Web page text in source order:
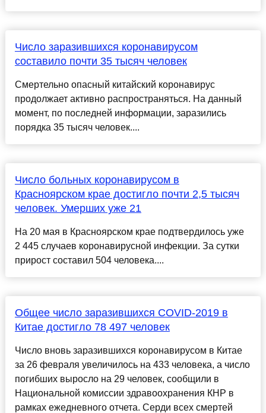
Число заразившихся коронавирусом
составило почти 35 тысяч человек
Смертельно опасный китайский коронавирус
продолжает активно распространяться. На данный
момент, по последней информации, заразились
порядка 35 тысяч человек....
Число больных коронавирусом в
Красноярском крае достигло почти 2,5 тысяч
человек. Умерших уже 21
На 20 мая в Красноярском крае подтвердилось уже
2 445 случаев коронавирусной инфекции. За сутки
прирост составил 504 человека....
Общее число заразившихся COVID-2019 в
Китае достигло 78 497 человек
Число вновь заразившихся коронавирусом в Китае
за 26 февраля увеличилось на 433 человека, а число
погибших выросло на 29 человек, сообщили в
Национальной комиссии здравоохранения КНР в
рамках ежедневного отчета. Серди всех смертей